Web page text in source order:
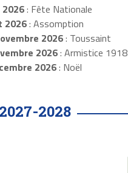
: Fête Nationale
2026: Assomption
2026: Toussaint
2026: Armistice 1918
2026: Noël
2027-2028